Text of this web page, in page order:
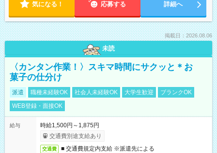
気になる！ 応募する 詳細へ
掲載日：2026.08.06
未読
〈カンタン作業！〉スキマ時間にサクッと＊お
菓子の仕分け
派遣 職種未経験OK 社会人未経験OK 大学生歓迎
ブランクOK
WEB登録・面接OK
給与
時給1,500円～1,875円
交通費別途支給あり
交通費 ■ 交通費規定内支給 ※派遣先による